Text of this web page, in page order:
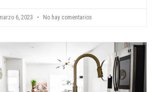
6, 2023 No hay comentarios